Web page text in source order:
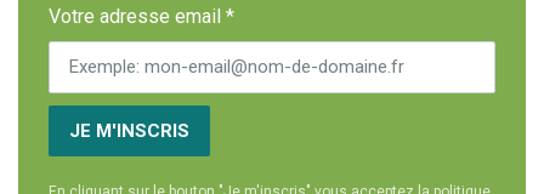
Votre adresse email *
JE M'INSCRIS